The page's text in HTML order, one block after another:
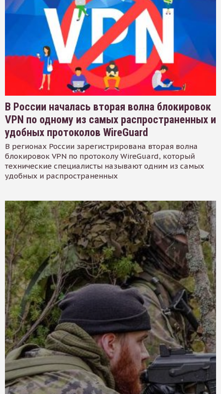
В России началась вторая волна блокировок
VPN по одному из самых распространенных и
удобных протоколов WireGuard
В регионах России зарегистрирована вторая волна
блокировок VPN по протоколу WireGuard, который
технические специалисты называют одним из самых
удобных и распространенных